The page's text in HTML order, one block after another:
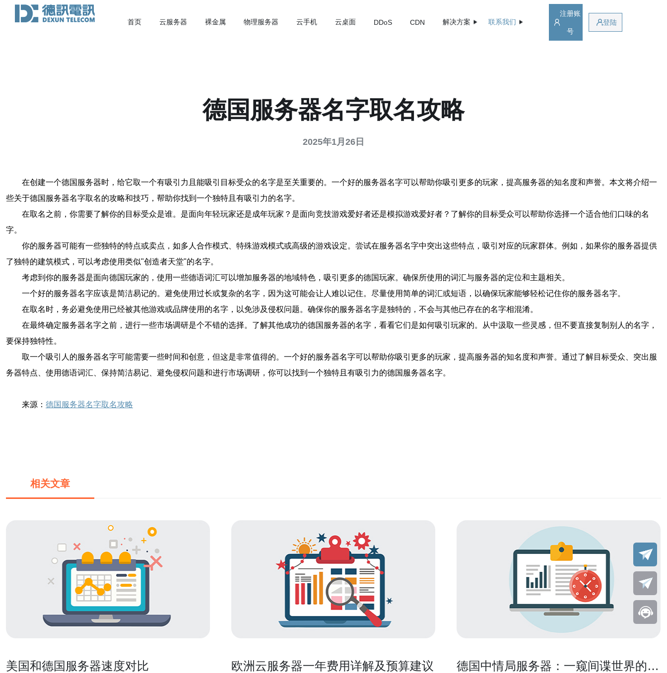
首页 云服务器 裸金属 物理服务器 云手机 云桌面 DDoS CDN 解决方案 联系我们
注册账
号
登陆
德国服务器名字取名攻略
2025年1月26日
在创建一个德国服务器时，给它取一个有吸引力且能吸引目标受众的名字是至关重要的。一个好的服务器名字可以帮助你吸引更多的玩家，提高服务器的知名度和声誉。本文将介绍一
些关于德国服务器名字取名的攻略和技巧，帮助你找到一个独特且有吸引力的名字。
在取名之前，你需要了解你的目标受众是谁。是面向年轻玩家还是成年玩家？是面向竞技游戏爱好者还是模拟游戏爱好者？了解你的目标受众可以帮助你选择一个适合他们口味的名
字。
你的服务器可能有一些独特的特点或卖点，如多人合作模式、特殊游戏模式或高级的游戏设定。尝试在服务器名字中突出这些特点，吸引对应的玩家群体。例如，如果你的服务器提供
了独特的建筑模式，可以考虑使用类似"创造者天堂"的名字。
考虑到你的服务器是面向德国玩家的，使用一些德语词汇可以增加服务器的地域特色，吸引更多的德国玩家。确保所使用的词汇与服务器的定位和主题相关。
一个好的服务器名字应该是简洁易记的。避免使用过长或复杂的名字，因为这可能会让人难以记住。尽量使用简单的词汇或短语，以确保玩家能够轻松记住你的服务器名字。
在取名时，务必避免使用已经被其他游戏或品牌使用的名字，以免涉及侵权问题。确保你的服务器名字是独特的，不会与其他已存在的名字相混淆。
在最终确定服务器名字之前，进行一些市场调研是个不错的选择。了解其他成功的德国服务器的名字，看看它们是如何吸引玩家的。从中汲取一些灵感，但不要直接复制别人的名字，
要保持独特性。
取一个吸引人的服务器名字可能需要一些时间和创意，但这是非常值得的。一个好的服务器名字可以帮助你吸引更多的玩家，提高服务器的知名度和声誉。通过了解目标受众、突出服
务器特点、使用德语词汇、保持简洁易记、避免侵权问题和进行市场调研，你可以找到一个独特且有吸引力的德国服务器名字。
来源： 德国服务器名字取名攻略
相关文章
美国和德国服务器速度对比 欧洲云服务器一年费用详解及预算建议
德国中情局服务器：一窥间谍世界的窗